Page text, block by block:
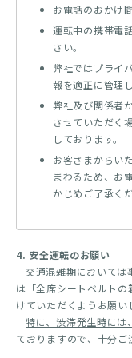
お電話のおかけ
運転中の携帯電
さい。
弊社ではプライ
報を適正に管理
弊社及び関係者
させていただく
しております。
お客さまからい
まわるため、お
かじめご了承くだ
4. 安全運転のお願い
交通混雑期においては
は「全席シートベルト
けていただくようお願い
特に、渋滞発生時には
ておりますので、十分ご